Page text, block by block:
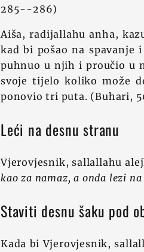
285--286)
Aiša, radijallahu anha,
kad bi pošao na spavanje
puhnuo u njih i proučio u
svoje tijelo koliko može
ponovio tri puta. (Buhari,
Leći na desnu stranu
Vjerovjesnik, sallallahu
kao za namaz, a onda lezi
Staviti desnu šaku pod
Kada bi Vjerovjesnik,